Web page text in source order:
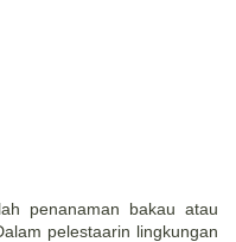
penanaman bakau atau
pelestaarin lingkungan